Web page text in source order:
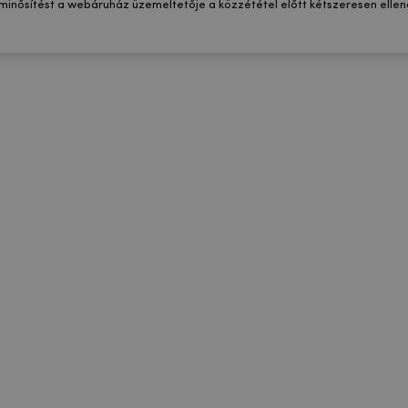
a webáruház üzemeltetője a közzététel előtt kétszeresen